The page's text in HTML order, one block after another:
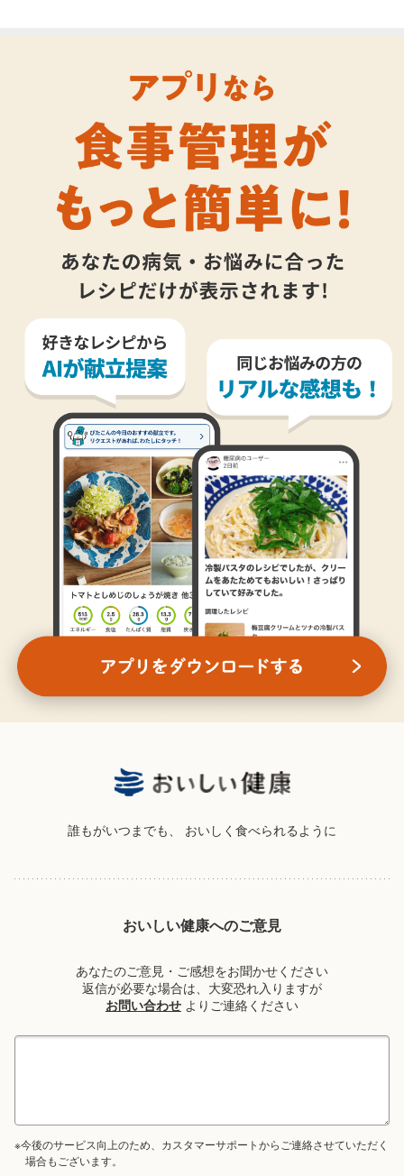
誰もがいつまでも、 おいしく食べられるように
おいしい健康へのご意見
あなたのご意見・ご感想をお聞かせください
返信が必要な場合は、大変恐れ入りますが
お問い合わせ よりご連絡ください
※今後のサービス向上のため、カスタマーサポートからご連絡させていただく
場合もございます。